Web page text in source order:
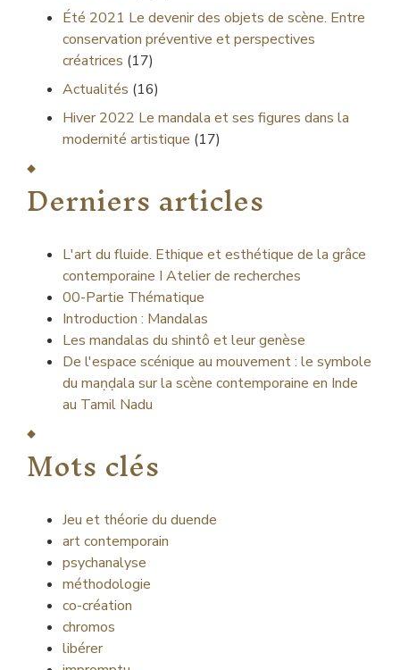
Été 2021 Le devenir des objets de scène. Entre
conservation préventive et perspectives
créatrices (17)
Actualités (16)
Hiver 2022 Le mandala et ses figures dans la
modernité artistique (17)
Derniers articles
L'art du fluide. Ethique et esthétique de la grâce
contemporaine I Atelier de recherches
00-Partie Thématique
Introduction : Mandalas
Les mandalas du shintô et leur genèse
De l'espace scénique au mouvement : le symbole
du maṇḍala sur la scène contemporaine en Inde
au Tamil Nadu
Mots clés
Jeu et théorie du duende
art contemporain
psychanalyse
méthodologie
co-création
chromos
libérer